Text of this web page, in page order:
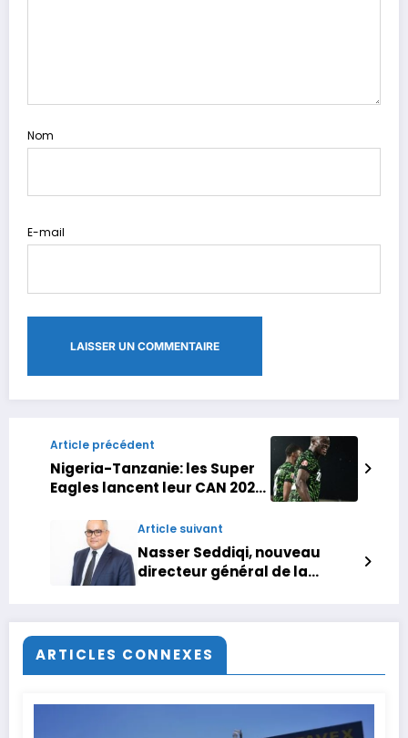
Nom
E-mail
Article précédent
Nigeria-Tanzanie: les Super
Eagles lancent leur CAN 2025
Article suivant
Nasser Seddiqi, nouveau
directeur général de la
ARTICLES CONNEXES